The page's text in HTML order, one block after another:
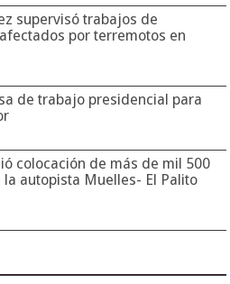
supervisó trabajos de
por terremotos en
de trabajo presidencial para
colocación de más de mil 500
autopista Muelles- El Palito